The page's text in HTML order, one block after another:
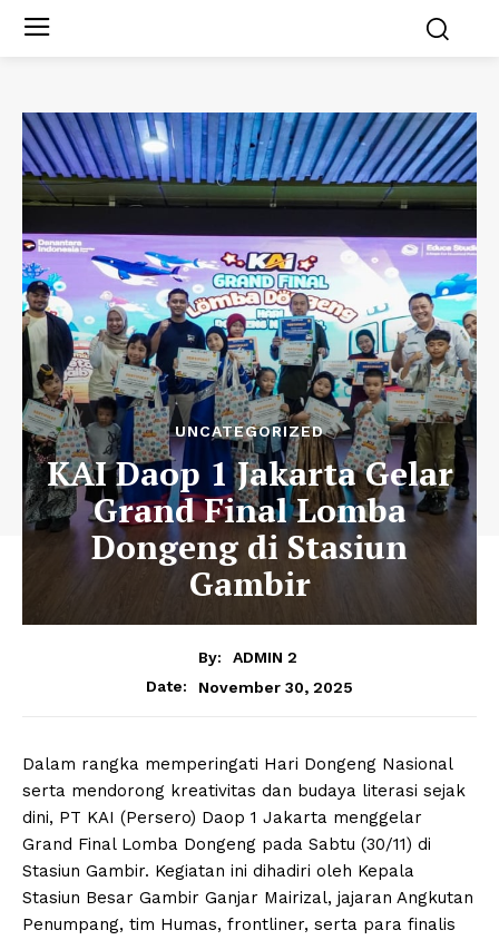
UNCATEGORIZED
KAI Daop 1 Jakarta Gelar
Grand Final Lomba
Dongeng di Stasiun
Gambir
By:
ADMIN 2
Date:
November 30, 2025
Dalam rangka memperingati Hari Dongeng Nasional
serta mendorong kreativitas dan budaya literasi sejak
dini, PT KAI (Persero) Daop 1 Jakarta menggelar
Grand Final Lomba Dongeng pada Sabtu (30/11) di
Stasiun Gambir. Kegiatan ini dihadiri oleh Kepala
Stasiun Besar Gambir Ganjar Mairizal, jajaran Angkutan
Penumpang, tim Humas, frontliner, serta para finalis